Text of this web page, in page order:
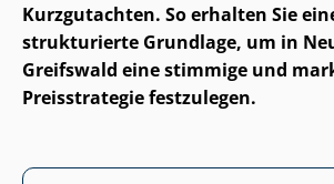
Kurzgutachten. So erhalten Sie
strukturierte Grundlage, um in
Greifswald eine stimmige und
Preisstrategie festzulegen.